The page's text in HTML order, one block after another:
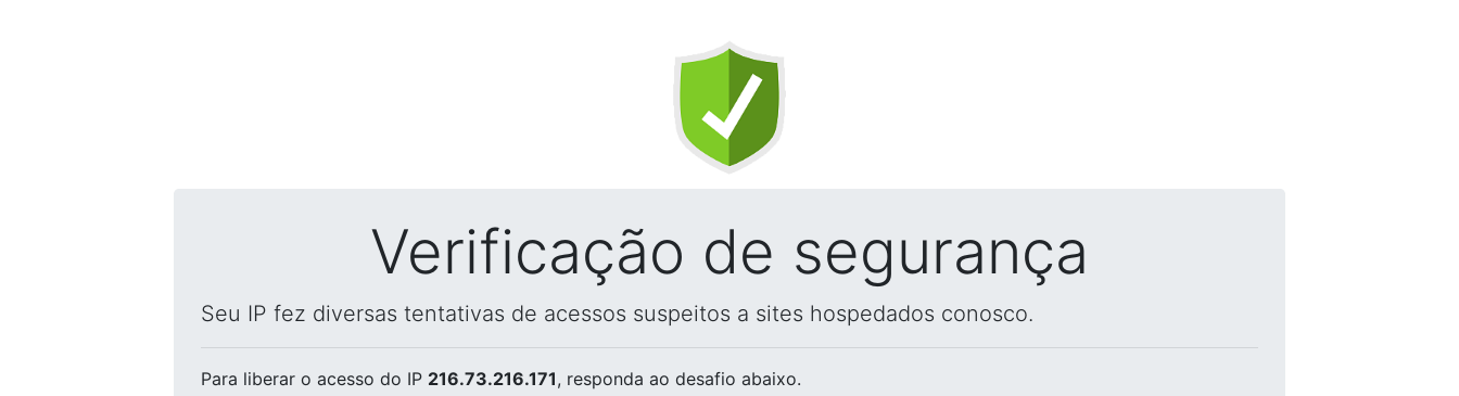
Verificação de segurança
Seu IP fez diversas tentativas de acessos suspeitos a sites hospedados conosco.
Para liberar o acesso do IP 216.73.216.171, responda ao desafio abaixo.